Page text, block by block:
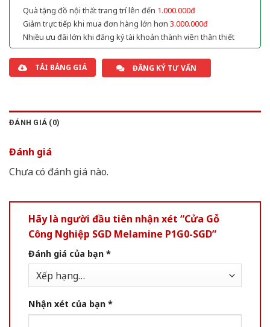
Quà tặng đồ nội thất trang trí lên đến 1.000.000đ
Giảm trực tiếp khi mua đơn hàng lớn hơn 3.000.000đ
Nhiều ưu đãi lớn khi đăng ký tài khoản thành viên thân thiết
TẢI BẢNG GIÁ ĐĂNG KÝ TƯ VẤN
ĐÁNH GIÁ (0)
Đánh giá
Chưa có đánh giá nào.
Hãy là người đầu tiên nhận xét “Cửa Gỗ
Công Nghiệp SGD Melamine P1G0-SGD”
Đánh giá của bạn *
Nhận xét của bạn *